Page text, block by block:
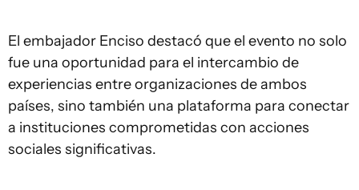
El embajador Enciso destacó que el evento no solo
fue una oportunidad para el intercambio de
experiencias entre organizaciones de ambos
países, sino también una plataforma para conectar
a instituciones comprometidas con acciones
sociales significativas.